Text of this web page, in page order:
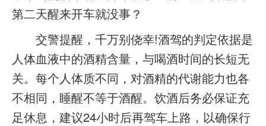
第二天醒来开车就没事？
交警提醒，千万别侥幸!酒驾的判定依据是
人体血液中的酒精含量，与喝酒时间的长短无
关。每个人体质不同，对酒精的代谢能力也各
不相同，睡醒不等于酒醒。饮酒后务必保证充
足休息，建议24小时后再驾车上路，以确保行